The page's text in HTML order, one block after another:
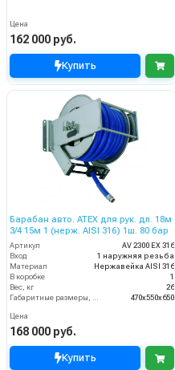
Цена
162 000 руб.
Купить
Барабан авто. ATEX для рук. дл. 18м
3/4 15м 1 (нерж. AISI 316) 1ш. 80 бар
Артикул
AV 2300 EX 316
Вход
1 наружняя резьба
Материал
Нержавейка AISI 316
В коробке
1
Вес, кг
26
Габаритные размеры, мм
470x550x650
Цена
168 000 руб.
Купить